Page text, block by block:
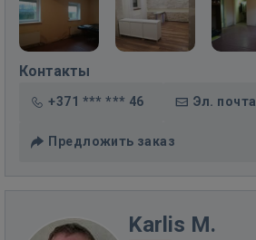
Контакты
+371 *** *** 46 Эл. почта
Предложить заказ
Karlis M.